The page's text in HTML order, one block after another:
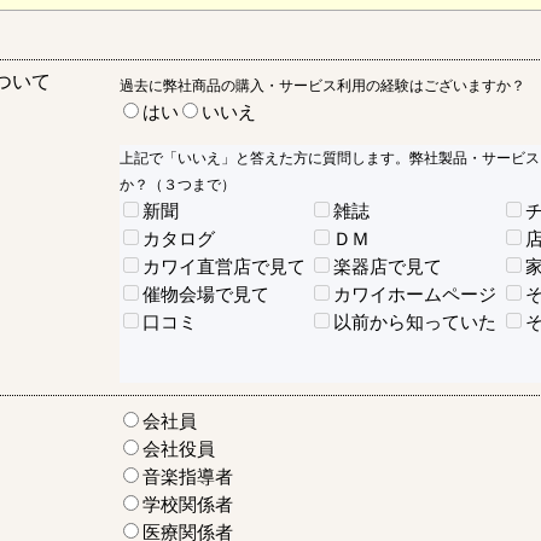
いて 過去に弊社商品の購入・サービス利用の経験はございますか？
はい いいえ
上記で「いいえ」と答えた方に質問します。弊社製品・サービ
か？（３つまで）
新聞 雑誌
カタログ
ＤＭ
カワイ直営店で見て
楽器店で見て
催物会場で見て
カワイホームページ
口コミ
以前から知っていた
会社員
会社役員
音楽指導者
学校関係者
医療関係者